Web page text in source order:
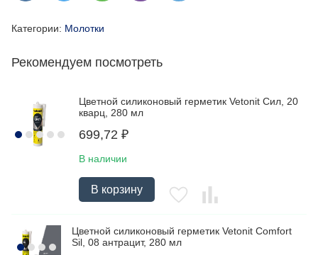
Категории: Молотки
Рекомендуем посмотреть
Цветной силиконовый герметик Vetonit Сил, 20
кварц, 280 мл
699,72 ₽
В наличии
В корзину
Цветной силиконовый герметик Vetonit Comfort
Sil, 08 антрацит, 280 мл